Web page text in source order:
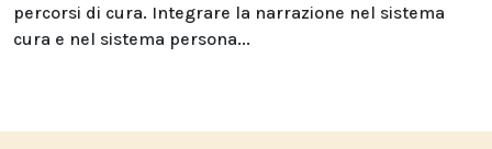
percorsi di cura. Integrare la narrazione nel sistema
cura e nel sistema persona...